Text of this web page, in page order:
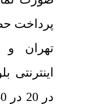
پرداخت
تهران